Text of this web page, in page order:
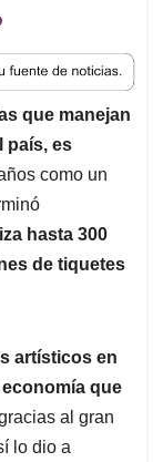
que manejan
país, es
como un
hasta 300
de tiquetes
artísticos en
que
al gran
lo dio a